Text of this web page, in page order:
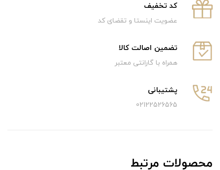
كد تخفيف
عضویت اینستا و تقضای کد
تضمین اصالت کالا
همراه با گارانتی معتبر
پشتیبانی
02122526565
محصولات مرتبط